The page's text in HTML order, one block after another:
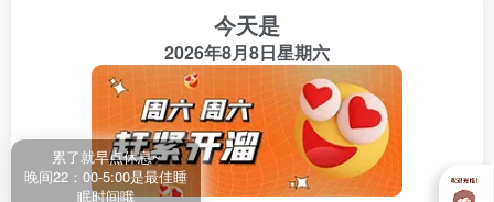
今天是
2026年8月8日星期六
累了就早点休息~
晚间22：00-5:00是最佳睡
眠时间哦